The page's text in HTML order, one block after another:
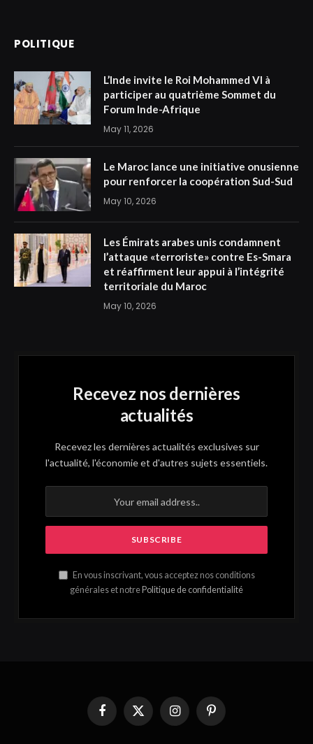
POLITIQUE
L’Inde invite le Roi Mohammed VI à
participer au quatrième Sommet du
Forum Inde-Afrique
May 11, 2026
Le Maroc lance une initiative onusienne
pour renforcer la coopération Sud-Sud
May 10, 2026
Les Émirats arabes unis condamnent
l’attaque «terroriste» contre Es-Smara
et réaffirment leur appui à l’intégrité
territoriale du Maroc
May 10, 2026
Recevez nos dernières
actualités
Recevez les dernières actualités exclusives sur
l'actualité, l'économie et d'autres sujets essentiels.
En vous inscrivant, vous acceptez nos conditions
générales et notre Politique de confidentialité
FacebookX
InstagramPinterest